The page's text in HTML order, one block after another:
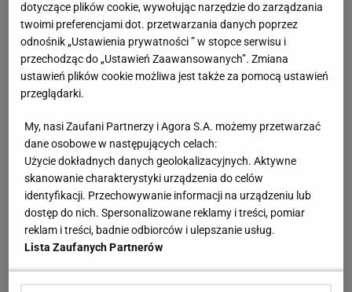
Nieoficjalna wizyta prezydenta Czech w Polsce.
Petr Pavel wybrał się do smażalni ryb
Ambasador Ukrainy o UPA i Banderze. "Wśród
Polska jest już szóstą gospodarką w UE.
Wyprzedziliśmy Belgię i Szwecję
Rząd Trumpa zwraca pieniądze. Wypłacono 100
miliardów dolarów
dotyczące plików cookie, wywołując narzędzie do zarządzania
twoimi preferencjami dot. przetwarzania danych poprzez
odnośnik „Ustawienia prywatności ” w stopce serwisu i
przechodząc do „Ustawień Zaawansowanych”. Zmiana
ustawień plików cookie możliwa jest także za pomocą ustawień
przeglądarki.
My, nasi Zaufani Partnerzy i Agora S.A. możemy przetwarzać
dane osobowe w następujących celach:
Użycie dokładnych danych geolokalizacyjnych. Aktywne
skanowanie charakterystyki urządzenia do celów
identyfikacji. Przechowywanie informacji na urządzeniu lub
dostęp do nich. Spersonalizowane reklamy i treści, pomiar
reklam i treści, badnie odbiorców i ulepszanie usług.
Lista Zaufanych Partnerów